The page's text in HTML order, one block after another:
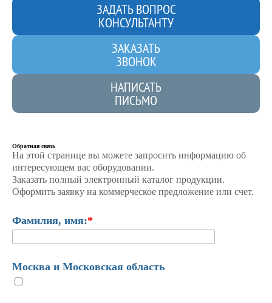
ЗАДАТЬ ВОПРОС
КОНСУЛЬТАНТУ
ЗАКАЗАТЬ
ЗВОНОК
НАПИСАТЬ
ПИСЬМО
Обратная связь
На этой странице вы можете запросить информацию об
интересующем вас оборудовании.
Заказать полный электронный каталог продукции.
Оформить заявку на коммерческое предложение или счет.
Фамилия, имя:*
Москва и Московская область